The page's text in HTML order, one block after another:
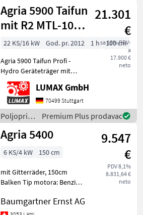
motorni
strojevi /
Agria
Agria 5900 Taifun
mit R2 MTL-100
UKreiselegge
21.301
€
sa 19% PDV-
a
17.900 €
neto
22 KS/16 kW God. pr. 2012 1 h
100 cm
Agria 5900 Taifun Profi -
Hydro Geräteträger mit
100cm R2 Kreiselegge
Technische Details Briggs &
Stratton Vanguard 2-
Zylinder-Viertakt-
Benzinmotor 22PS mit
LUMAX GmbH
70499 Stuttgart
Poljoprivredni
motorni
strojevi /
Premium Plus prodavac
Agria 5400
9.547
€
PDV 8,1%
8.831,64 €
neto
6 KS/4 kW 150 cm
mit Gitterräder, 150cm
Balken Tip motora: Benzin
strojevi Motokultivatori i
motorne freze
Baumgartner Ernst AG